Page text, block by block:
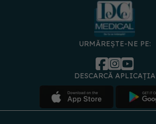
URMĂREȘTE-NE PE:
DESCARCĂ APLICAȚIA